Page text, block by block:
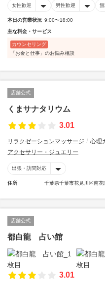
女性歓迎 男性歓迎
本日の営業状況 9:00〜18:00
主な料金・サービス
カウンセリング
「お金と仕事」のお悩み相談
店舗公式
くまサナタリウム
3.01
リラクゼーションマッサージ
心理
アクセサリー・ジュエリー
出張・訪問対応
住所 千葉県千葉市花見川区南花
店舗公式
都白龍 占い館
3.01